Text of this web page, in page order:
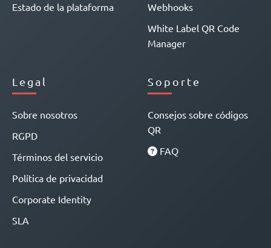
Estado de la plataforma
Webhooks
White Label QR Code
Manager
Legal
Sobre nosotros
RGPD
Términos del servicio
Política de privacidad
Corporate Identity
SLA
Soporte
Consejos sobre códigos
QR
FAQ